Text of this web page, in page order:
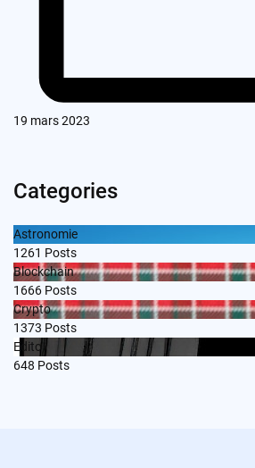
19 mars 2023
Categories
Astronomie
1261 Posts
Blockchain
1666 Posts
Crypto
1373 Posts
Edito
648 Posts